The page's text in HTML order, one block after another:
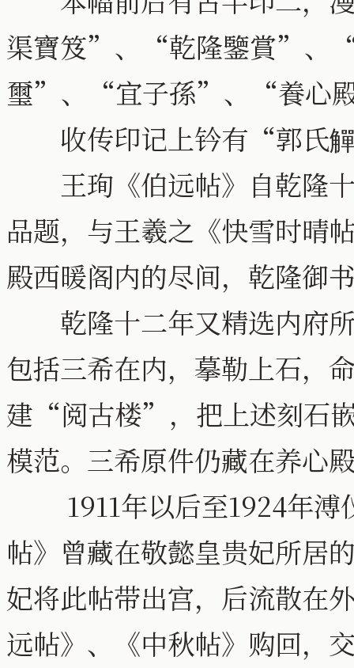
渠寶笈”、“乾隆鑒賞”、
璽”、“宜子孫”、“養心
收传印记上钤有“郭氏
王珣《伯远帖》自乾隆十
品题，与王羲之《快雪时晴
殿西暖阁内的尽间，乾隆
乾隆十二年又精选内府所
包括三希在内，摹勒上石，
建“阅古楼”，把上述刻石
模范。三希原件仍藏在养心
1911年以后至1924年溥
帖》曾藏在敬懿皇贵妃所居
妃将此帖带出宫，后流散在
远帖》、《中秋帖》购回，